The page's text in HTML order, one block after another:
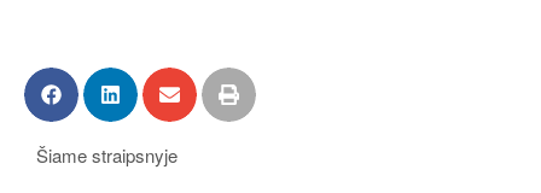
Šiame straipsnyje